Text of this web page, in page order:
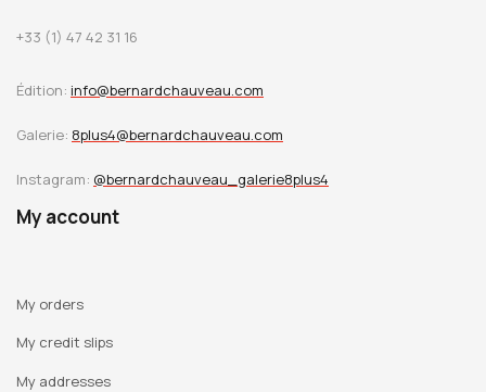
+33 (1) 47 42 31 16
Édition: info@bernardchauveau.com
Galerie: 8plus4@bernardchauveau.com
Instagram: @bernardchauveau_galerie8plus4
My account
My orders
My credit slips
My addresses